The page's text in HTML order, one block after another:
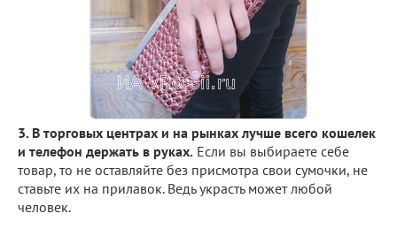
3. В торговых центрах и на рынках лучше всего кошелек
и телефон держать в руках. Если вы выбираете себе
товар, то не оставляйте без присмотра свои сумочки, не
ставьте их на прилавок. Ведь украсть может любой
человек.